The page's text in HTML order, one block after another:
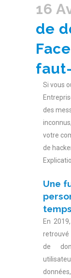
16
de
Si vous
des
votre
de
Une
En
de